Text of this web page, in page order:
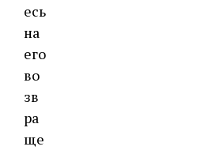
есь
на
его
во
зв
ра
ще